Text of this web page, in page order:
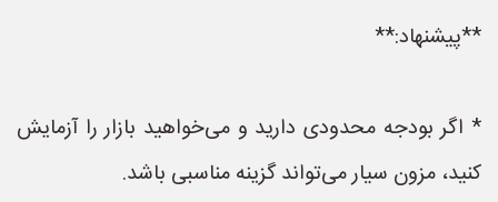
**پیشنهاد:**
* اگر بودجه محدودی دارید و می‌خواهید بازار را آزمایش
کنید، مزون سیار می‌تواند گزینه مناسبی باشد.